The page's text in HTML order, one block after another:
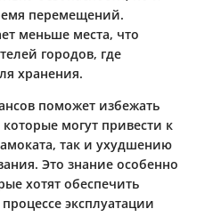
перемещений.
меньше места, что
городов, где
хранения.
поможет избежать
могут привести к
так и ухудшению
Это знание особенно
хотят обеспечить
эксплуатации